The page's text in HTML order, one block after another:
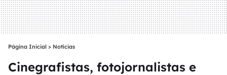
Página Inicial > Notícias
Cinegrafistas, fotojornalistas e